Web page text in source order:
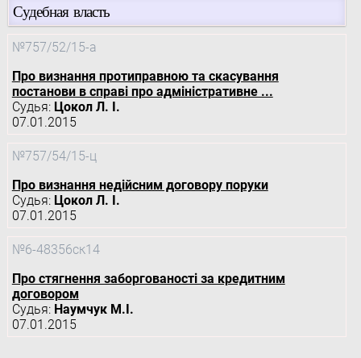
Судебная власть
№757/52/15-а
Про визнання протиправною та скасування
постанови в справі про адміністративне ...
Судья: Цокол Л. І.
07.01.2015
№757/54/15-ц
Про визнання недійсним договору поруки
Судья: Цокол Л. І.
07.01.2015
№6-48356ск14
Про стягнення заборгованості за кредитним
договором
Судья: Наумчук М.І.
07.01.2015